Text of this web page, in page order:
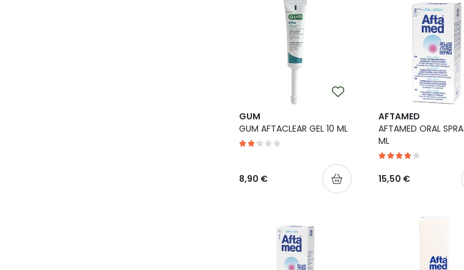
GUM
GUM AFTACLEAR GEL 10 ML
8,90 €
AFTAMED
AFTAMED ORAL
ML
15,50 €